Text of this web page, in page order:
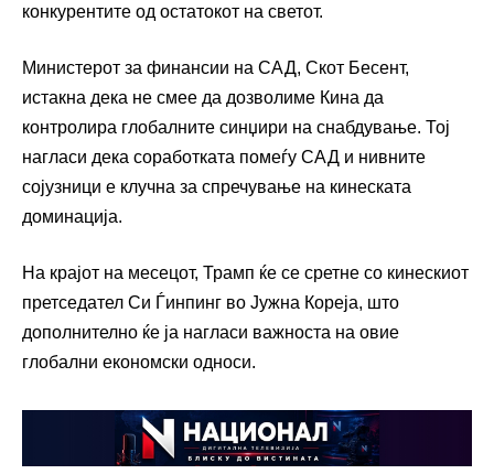
конкурентите од остатокот на светот.
Министерот за финансии на САД, Скот Бесент,
истакна дека не смее да дозволиме Кина да
контролира глобалните синџири на снабдување. Тој
нагласи дека соработката помеѓу САД и нивните
сојузници е клучна за спречување на кинеската
доминација.
На крајот на месецот, Трамп ќе се сретне со кинескиот
претседател Си Ѓинпинг во Јужна Кореја, што
дополнително ќе ја нагласи важноста на овие
глобални економски односи.